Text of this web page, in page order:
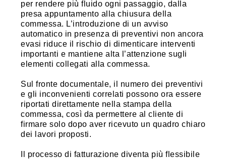
per rendere più fluido ogni passaggio, dalla
presa appuntamento alla chiusura della
commessa. L’introduzione di un avviso
automatico in presenza di preventivi non ancora
evasi riduce il rischio di dimenticare interventi
importanti e mantiene alta l’attenzione sugli
elementi collegati alla commessa.
Sul fronte documentale, il numero dei preventivi
e gli inconvenienti correlati possono ora essere
riportati direttamente nella stampa della
commessa, così da permettere al cliente di
firmare solo dopo aver ricevuto un quadro chiaro
dei lavori proposti.
Il processo di fatturazione diventa più flessibile